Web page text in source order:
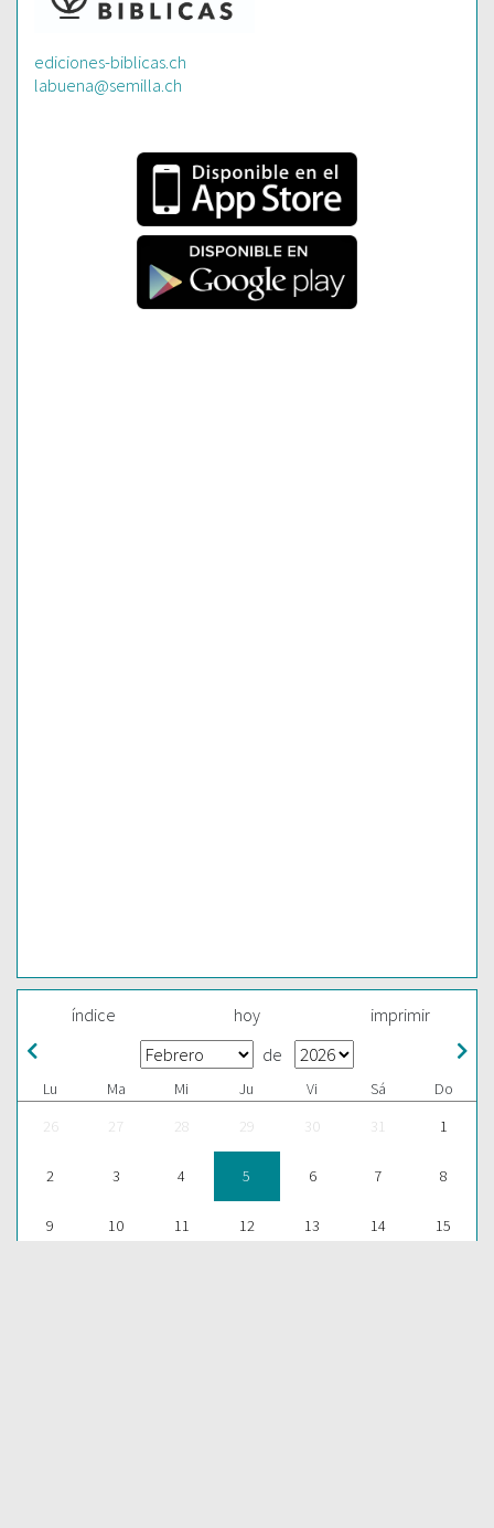
ediciones-biblicas.ch
labuena@semilla.ch
índice hoy imprimir
de
Lu Ma Mi Ju Vi Sá
Do
26
27 28 29 30 31 1
2 3 4 5 6 7 8
9 10 11 12 13 14 15